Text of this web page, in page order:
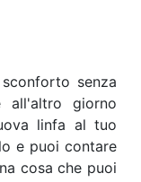
senza
all'altro giorno
linfa al tuo
e puoi contare
cosa che puoi